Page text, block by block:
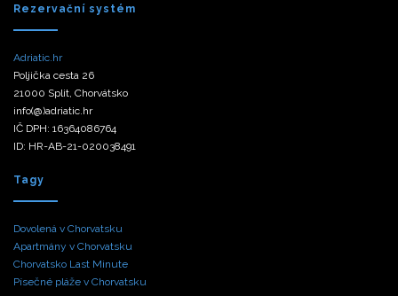
Rezervační systém
Adriatic.hr
Poljička cesta 26
21000 Split, Chorvátsko
info(@)adriatic.hr
IČ DPH: 16364086764
ID: HR-AB-21-020038491
Tagy
Dovolená v Chorvatsku
Apartmány v Chorvatsku
Chorvatsko Last Minute
Písečné pláže v Chorvatsku